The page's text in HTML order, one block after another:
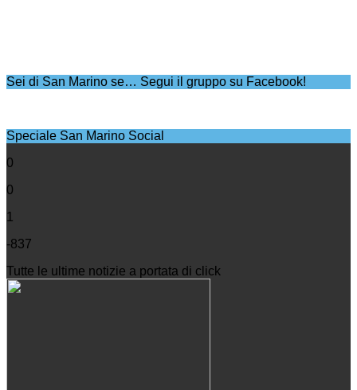
Sei di San Marino se… Segui il gruppo su Facebook!
Speciale San Marino Social
0
0
1
-837
Tutte le ultime notizie a portata di click